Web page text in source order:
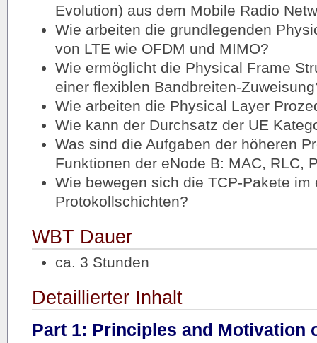
Evolution) aus dem Mobile Radio
Wie arbeiten die grundlegenden
von LTE wie OFDM und MIMO?
Wie ermöglicht die Physical Frame
einer flexiblen Bandbreiten-
Wie arbeiten die Physical Layer
Wie kann der Durchsatz der UE
Was sind die Aufgaben der höheren
Funktionen der eNode B: MAC, RLC,
Wie bewegen sich die TCP-Pakete
Protokollschichten?
WBT Dauer
ca. 3 Stunden
Detaillierter Inhalt
Part 1: Principles and Motivation